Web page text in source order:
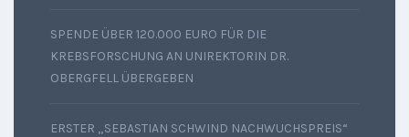
SPENDE ÜBER 120.000 EURO FÜR DIE
KREBSFORSCHUNG AN UNIREKTORIN DR.
OBERGFELL ÜBERGEBEN
ERSTER „SEBASTIAN SCHWIND NACHWUCHSPREIS“